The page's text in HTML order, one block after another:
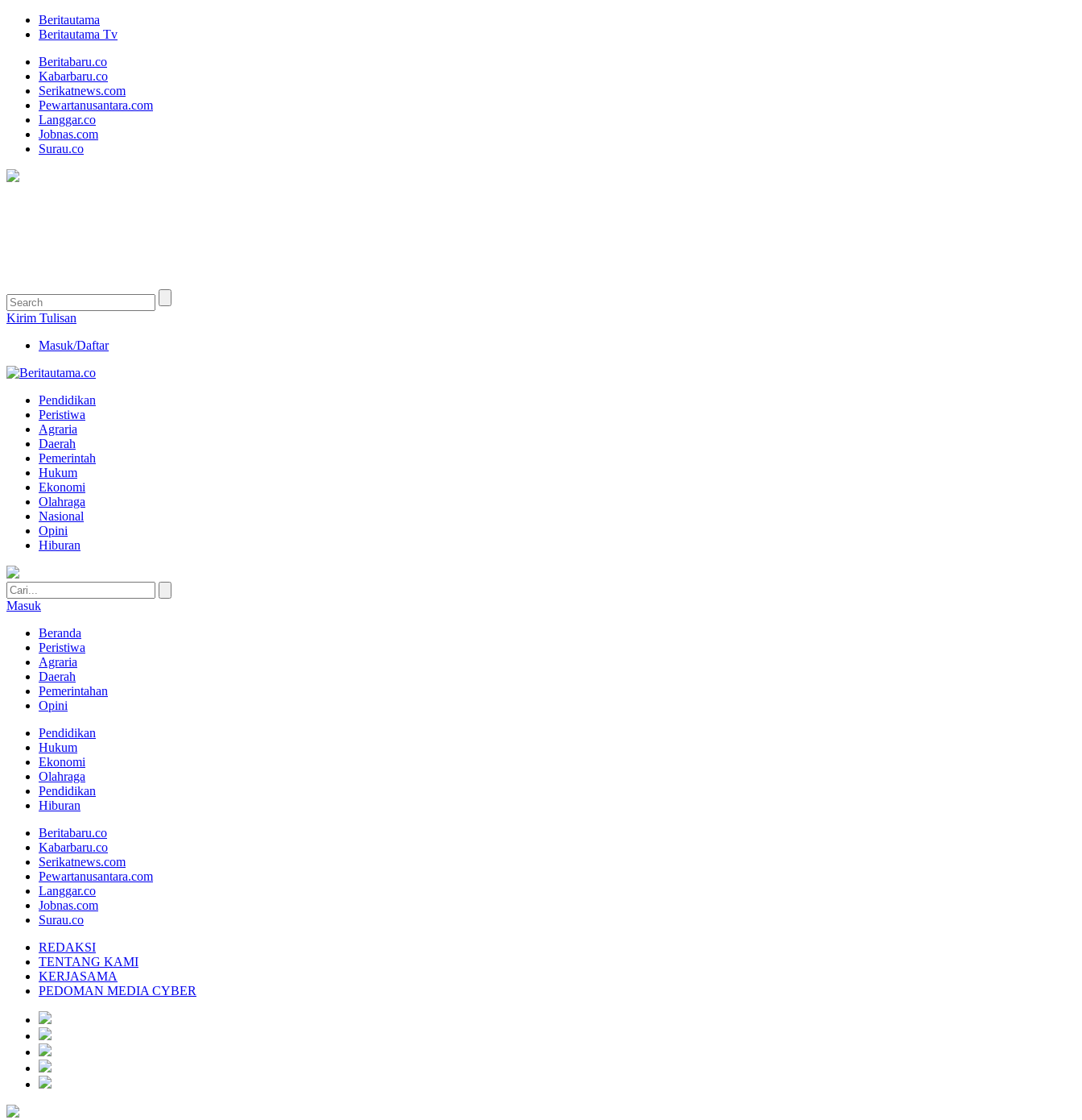
Beritautama
Beritautama Tv
Beritabaru.co
Kabarbaru.co
Serikatnews.com
Pewartanusantara.com
Langgar.co
Jobnas.com
Surau.co
Kirim Tulisan
Masuk/Daftar
Pendidikan
Peristiwa
Agraria
Daerah
Pemerintah
Hukum
Ekonomi
Olahraga
Nasional
Opini
Hiburan
Masuk
Beranda
Peristiwa
Agraria
Daerah
Pemerintahan
Opini
Pendidikan
Hukum
Ekonomi
Olahraga
Pendidikan
Hiburan
Beritabaru.co
Kabarbaru.co
Serikatnews.com
Pewartanusantara.com
Langgar.co
Jobnas.com
Surau.co
REDAKSI
TENTANG KAMI
KERJASAMA
PEDOMAN MEDIA CYBER